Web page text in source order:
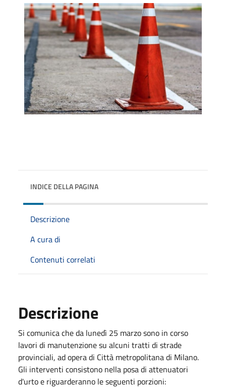
INDICE DELLA PAGINA
Descrizione
A cura di
Contenuti correlati
Descrizione
Si comunica che da lunedì 25 marzo sono in corso
lavori di manutenzione su alcuni tratti di strade
provinciali, ad opera di Città metropolitana di Milano.
Gli interventi consistono nella posa di attenuatori
d'urto e riguarderanno le seguenti porzioni: